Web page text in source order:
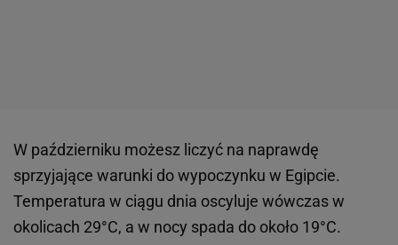
W październiku możesz liczyć na naprawdę
sprzyjające warunki do wypoczynku w Egipcie.
Temperatura w ciągu dnia oscyluje wówczas w
okolicach 29°C, a w nocy spada do około 19°C.